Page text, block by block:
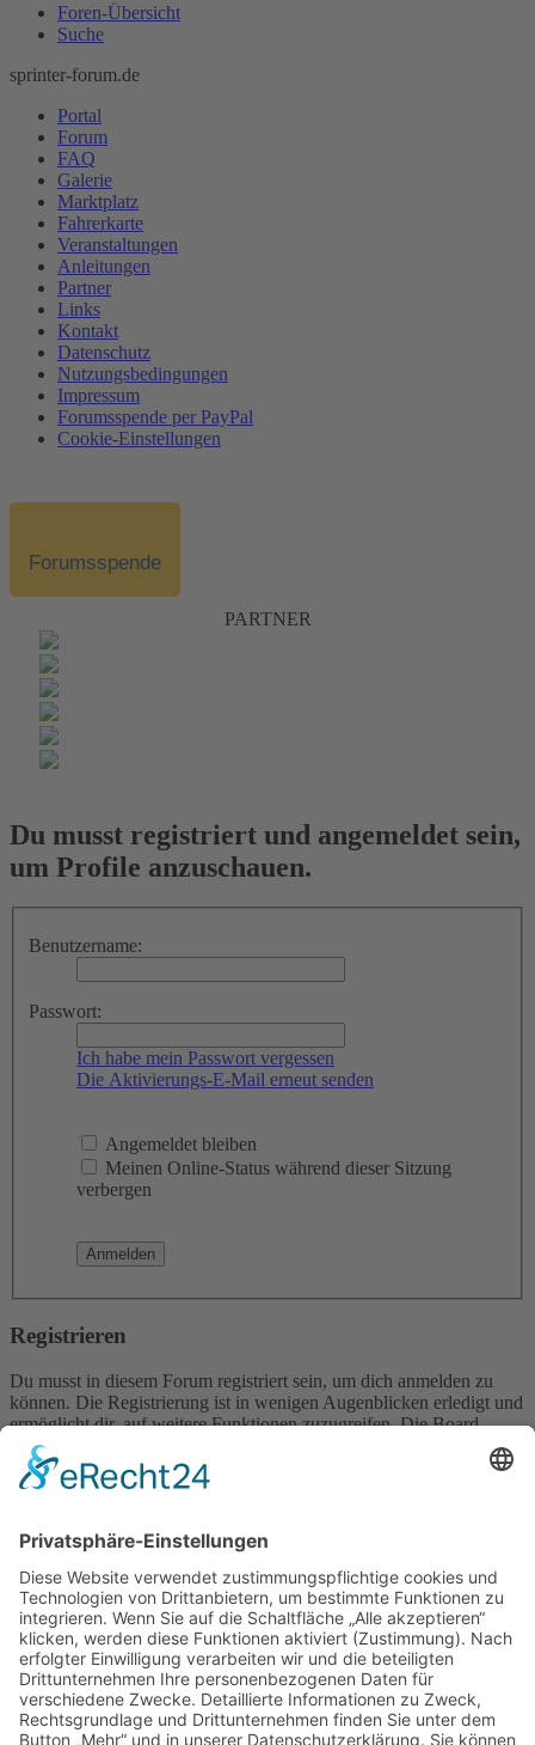
Foren-Übersicht
Suche
sprinter-forum.de
Portal
Forum
FAQ
Galerie
Marktplatz
Fahrerkarte
Veranstaltungen
Anleitungen
Partner
Links
Kontakt
Datenschutz
Nutzungsbedingungen
Impressum
Forumsspende per PayPal
Cookie-Einstellungen
Forumsspende
PARTNER
Du musst registriert und angemeldet sein,
um Profile anzuschauen.
Benutzername:
Passwort:
Ich habe mein Passwort vergessen
Die Aktivierungs-E-Mail erneut senden
Angemeldet bleiben
Meinen Online-Status während dieser Sitzung
verbergen
Registrieren
Du musst in diesem Forum registriert sein, um dich anmelden zu
können. Die Registrierung ist in wenigen Augenblicken erledigt und
ermöglicht dir, auf weitere Funktionen zuzugreifen. Die Board-
Administration kann registrierten Benutzern auch zusätzliche
Berechtigungen zuweisen. Beachte bitte unsere
Nutzungsbedingungen und die verwandten Regelungen, bevor du
wenn du dich in diesem Board bewegst.
Nutzungsbedingungen|Datenschutzerklärung
Registrieren
Foren-Übersicht
Alle Zeiten sindUTC+02:00
Alle Cookies löschen